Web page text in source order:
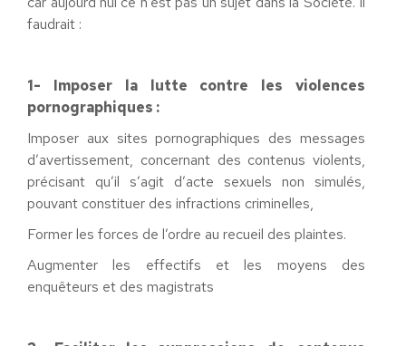
faudrait :
1- Imposer la lutte contre les violences
pornographiques :
Imposer aux sites pornographiques des messages
d’avertissement, concernant des contenus violents,
précisant qu’il s’agit d’acte sexuels non simulés,
pouvant constituer des infractions criminelles,
Former les forces de l’ordre au recueil des plaintes.
Augmenter les effectifs et les moyens des
enquêteurs et des magistrats